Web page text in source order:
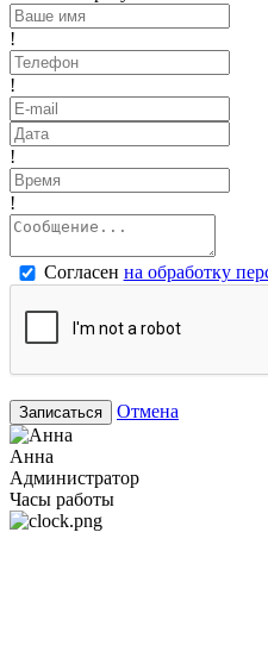
!
!
!
!
Согласен на обработку
Записаться Отмена
Анна
Администратор
Часы работы